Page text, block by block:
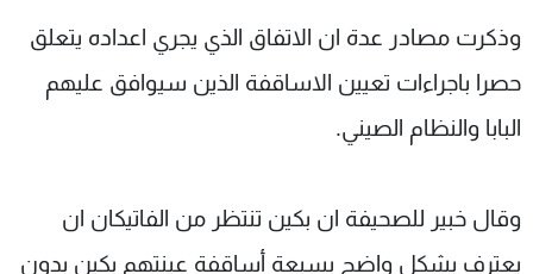
وذكرت مصادر عدة ان الاتفاق الذي يجري اعداده يتعلق
حصرا باجراءات تعيين الاساقفة الذين سيوافق عليهم
البابا والنظام الصيني.
وقال خبير للصحيفة ان بكين تنتظر من الفاتيكان ان
يعترف بشكل واضح بسبعة أساقفة عينتهم بكين بدون